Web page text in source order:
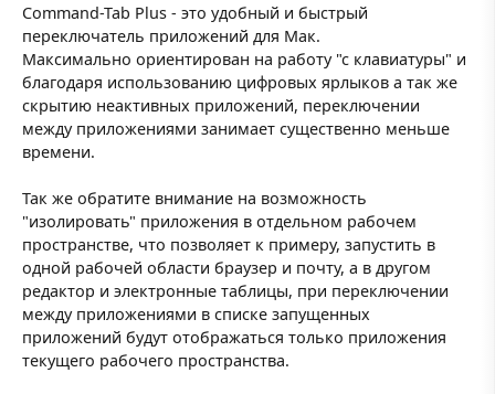
Command-Tab Plus - это удобный и быстрый
переключатель приложений для Мак.
Максимально ориентирован на работу "с клавиатуры" и
благодаря использованию цифровых ярлыков а так же
скрытию неактивных приложений, переключении
между приложениями занимает существенно меньше
времени.
Так же обратите внимание на возможность
"изолировать" приложения в отдельном рабочем
пространстве, что позволяет к примеру, запустить в
одной рабочей области браузер и почту, а в другом
редактор и электронные таблицы, при переключении
между приложениями в списке запущенных
приложений будут отображаться только приложения
текущего рабочего пространства.